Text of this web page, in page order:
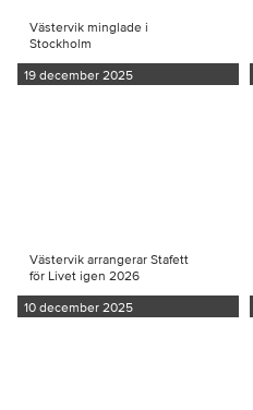
Västervik minglade i
Stockholm
19 december 2025
Västervik arrangerar Stafett
för Livet igen 2026
10 december 2025